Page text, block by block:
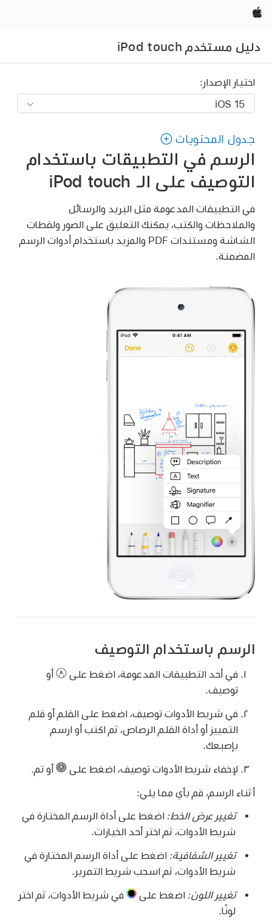
Apple‏
دليل مستخدم iPod touch
اختيار الإصدار:
جدول المحتويات
الرسم في التطبيقات باستخدام
التوصيف على الـ iPod touch
في التطبيقات المدعومة مثل البريد والرسائل
والملاحظات والكتب، يمكنك التعليق على الصور ولقطات
الشاشة ومستندات PDF والمزيد باستخدام أدوات الرسم
المضمنة.
الرسم باستخدام التوصيف
في أحد التطبيقات المدعومة، اضغط على
أو
توصيف.
في شريط الأدوات توصيف، اضغط على القلم أو قلم
التمييز أو أداة القلم الرصاص، ثم اكتب أو ارسم
بإصبعك.
لإخفاء شريط الأدوات توصيف، اضغط على أو تم.
أثناء الرسم، قم بأي مما يلي:
تغيير عرض الخط:اضغط على أداة الرسم المختارة في
شريط الأدوات، ثم اختر أحد الخيارات.
تغيير الشفافية:اضغط على أداة الرسم المختارة في
شريط الأدوات، ثم اسحب شريط التمرير.
تغيير اللون:اضغط على
في شريط الأدوات، ثم اختر
لونًا.